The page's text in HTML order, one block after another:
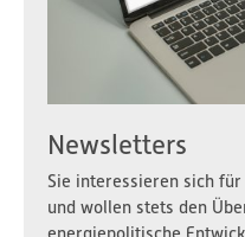
Newsletters
Sie interessieren sich
und wollen stets den